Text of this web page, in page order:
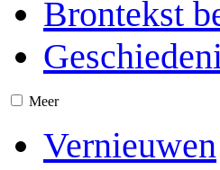
Brontekst
Meer
Vernieuwen